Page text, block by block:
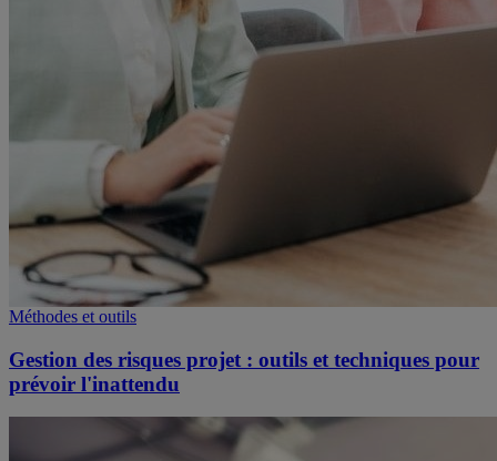
Méthodes et outils
Gestion des risques projet : outils et techniques pour
prévoir l'inattendu